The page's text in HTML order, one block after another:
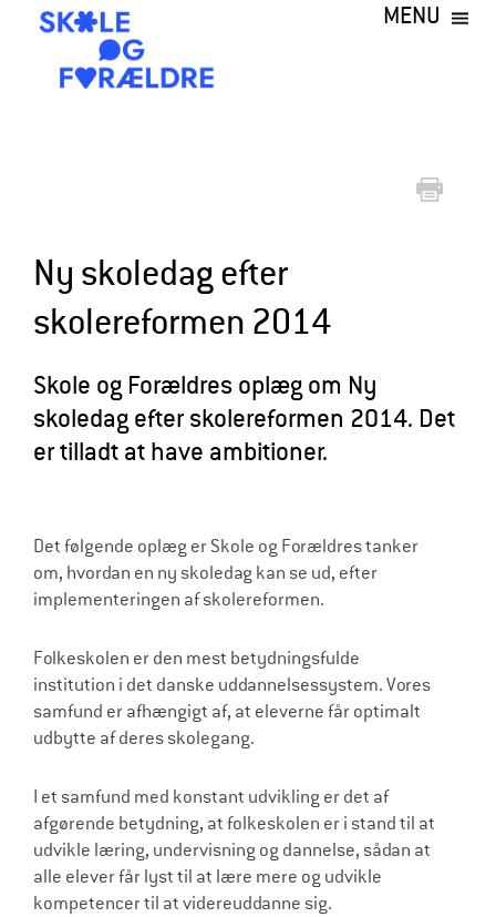
hovedindhold
e
g
F
o
r
d
r
MENU
Ny skoledag efter
skolereformen 2014
Skole og Forældres oplæg om Ny
skoledag efter skolereformen 2014. Det
er tilladt at have ambitioner.
Det følgende oplæg er Skole og Forældres tanker
om, hvordan en ny skoledag kan se ud, efter
implementeringen af skolereformen.
Folkeskolen er den mest betydningsfulde
institution i det danske uddannelsessystem. Vores
samfund er afhængigt af, at eleverne får optimalt
udbytte af deres skolegang.
I et samfund med konstant udvikling er det af
afgørende betydning, at folkeskolen er i stand til at
udvikle læring, undervisning og dannelse, sådan at
alle elever får lyst til at lære mere og udvikle
kompetencer til at videreuddanne sig.